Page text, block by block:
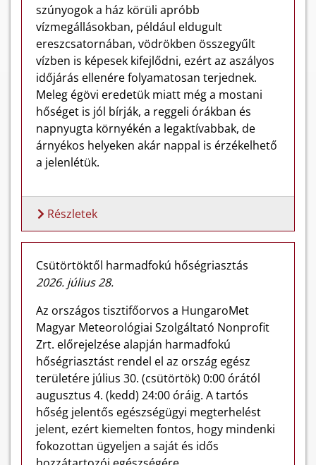
szúnyogok a ház körüli apróbb
vízmegállásokban, például eldugult
ereszcsatornában, vödrökben összegyűlt
vízben is képesek kifejlődni, ezért az aszályos
időjárás ellenére folyamatosan terjednek.
Meleg égövi eredetük miatt még a mostani
hőséget is jól bírják, a reggeli órákban és
napnyugta környékén a legaktívabbak, de
árnyékos helyeken akár nappal is érzékelhető
a jelenlétük.
Részletek
Csütörtöktől harmadfokú hőségriasztás
2026. július 28.
Az országos tisztifőorvos a HungaroMet
Magyar Meteorológiai Szolgáltató Nonprofit
Zrt. előrejelzése alapján harmadfokú
hőségriasztást rendel el az ország egész
területére július 30. (csütörtök) 0:00 órától
augusztus 4. (kedd) 24:00 óráig. A tartós
hőség jelentős egészségügyi megterhelést
jelent, ezért kiemelten fontos, hogy mindenki
fokozottan ügyeljen a saját és idős